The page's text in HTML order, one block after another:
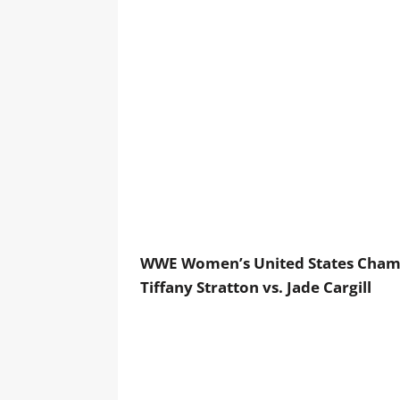
WWE Women’s United States
Tiffany Stratton vs. Jade Cargill